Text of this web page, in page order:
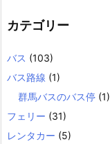
カテゴリー
バス (103)
バス路線 (1)
群馬バスのバス停 (1)
フェリー (31)
レンタカー (5)